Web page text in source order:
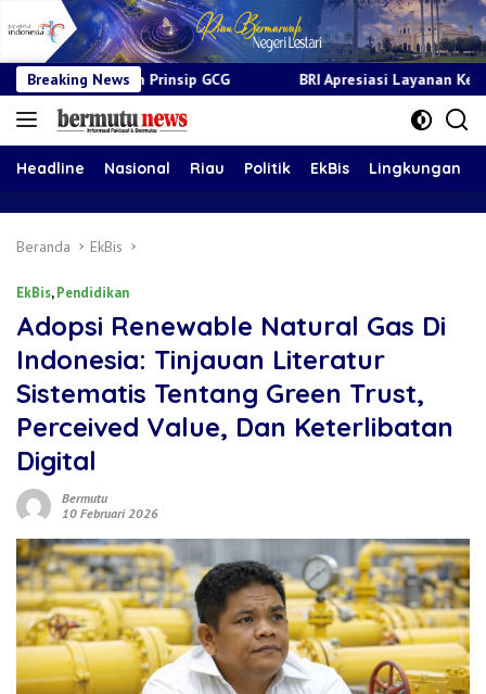
Breaking News
GCG BRI Apresiasi Layanan Kepada Pensiunan Jadi
Headline Nasional Riau Politik EkBis Lingkungan
Beranda EkBis
EkBis,Pendidikan
Adopsi Renewable Natural Gas Di
Indonesia: Tinjauan Literatur
Sistematis Tentang Green Trust,
Perceived Value, Dan Keterlibatan
Digital
Bermutu
10 Februari 2026